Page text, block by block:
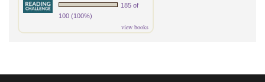
185 of
100 (100%)
view books